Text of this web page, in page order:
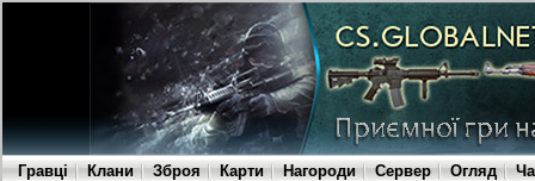
Гравці Клани Зброя Карти Нагороди Сервер Огляд